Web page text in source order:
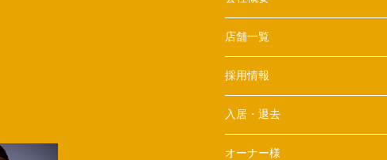
店舗一覧
採用情報
入居・退去
オーナー様